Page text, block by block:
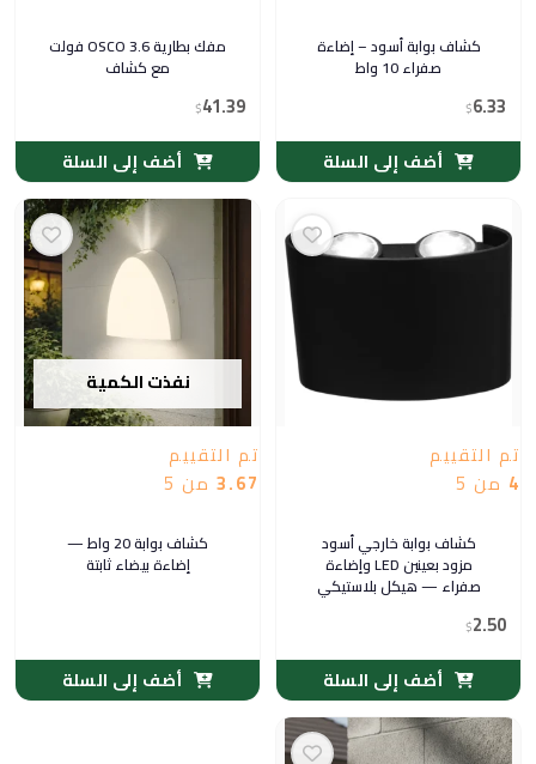
كشاف بوابة أسود – إضاءة
صفراء 10 واط
$6.33
أضف إلى السلة
مفك بطارية OSCO 3.6 فولت
مع كشاف
$41.39
أضف إلى السلة
تم التقييم
4 من 5
كشاف بوابة خارجي أسود
مزود بعينين LED وإضاءة
صفراء — هيكل بلاستيكي
$2.50
أضف إلى السلة
نفذت الكمية
تم التقييم
3.67 من 5
كشاف بوابة 20 واط —
إضاءة بيضاء ثابتة
أضف إلى السلة